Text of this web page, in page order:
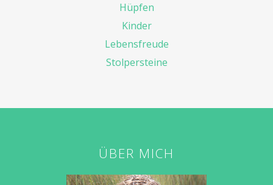
Hüpfen
Kinder
Lebensfreude
Stolpersteine
ÜBER MICH